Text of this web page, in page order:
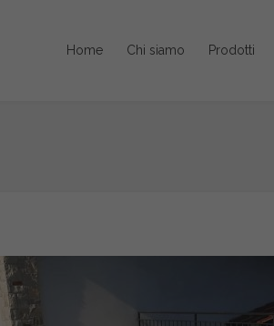
Home Chi siamo Prodotti